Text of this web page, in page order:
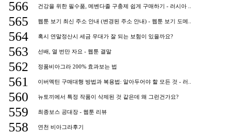
566 건강을 위한 필수품, 메벤다졸 구충제 쉽게 구매하기 - 러시아 ..
565 웹툰 보기 최신 주소 안내 (변경된 주소 안내) - 웹툰 보기 도메..
564 혹시 연말정산시 세금 우대가 잘 되는 보험이 있을까요?
563 선배, 열 번만 자요 - 웹툰 결말
562 정품비아그라 200% 효과보는 법
561 이버멕틴 구매대행 방법과 복용법: 알아두어야 할 모든 것 - 러..
560 뉴토끼에서 특정 작품이 삭제된 것 같은데 왜 그런건가요?
559 최종보스 공대장 - 웹툰 리뷰
558 연천 비아그라후기